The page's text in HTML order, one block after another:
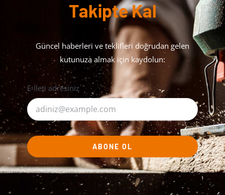
Takipte Kal
Güncel haberleri ve teklifleri doğrudan gelen
kutunuza almak için kaydolun:
E-İleti adresiniz
ABONE OL